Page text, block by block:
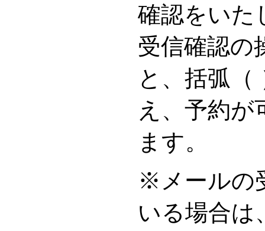
確認をいた
受信確認の
と、括弧（
え、予約が
ます。
※メールの
いる場合は